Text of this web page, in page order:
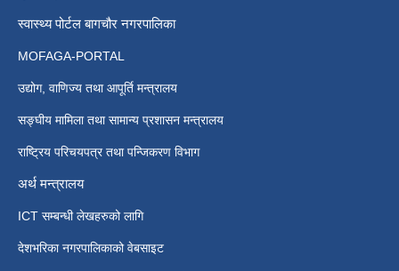
स्वास्थ्य पोर्टल बागचौर नगरपालिका
MOFAGA-PORTAL
उद्योग, वाणिज्य तथा आपूर्ति मन्त्रालय
सङ्घीय मामिला तथा सामान्य प्रशासन मन्त्रालय
राष्ट्रिय परिचयपत्र तथा पन्जिकरण विभाग
अर्थ मन्त्रालय
ICT सम्बन्धी लेखहरुको लागि
देशभरिका नगरपालिकाको वेबसाइट